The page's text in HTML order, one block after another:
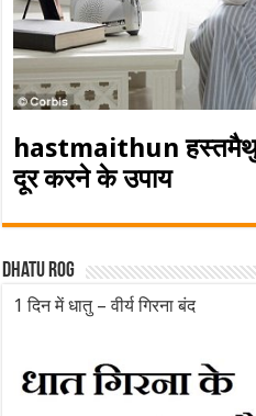
hastmaithun
दूर करने के उपाय
Dhatu rog
1 दिन में धातु – वीर्य गिरना बंद